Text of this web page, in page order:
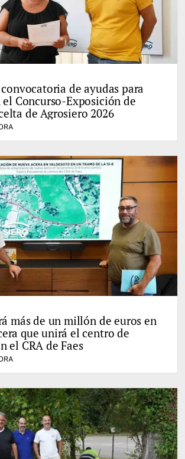
de ayudas para
Concurso-Exposición de
de Agrosiero 2026
más de un millón de euros en
que unirá el centro de
el CRA de Faes